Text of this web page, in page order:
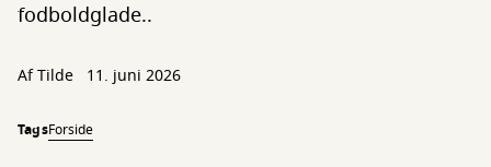
fodboldglade..
Af Tilde 11. juni 2026
TagsForside